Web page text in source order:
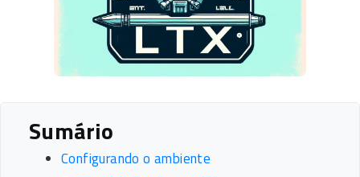
Sumário
Configurando o ambiente